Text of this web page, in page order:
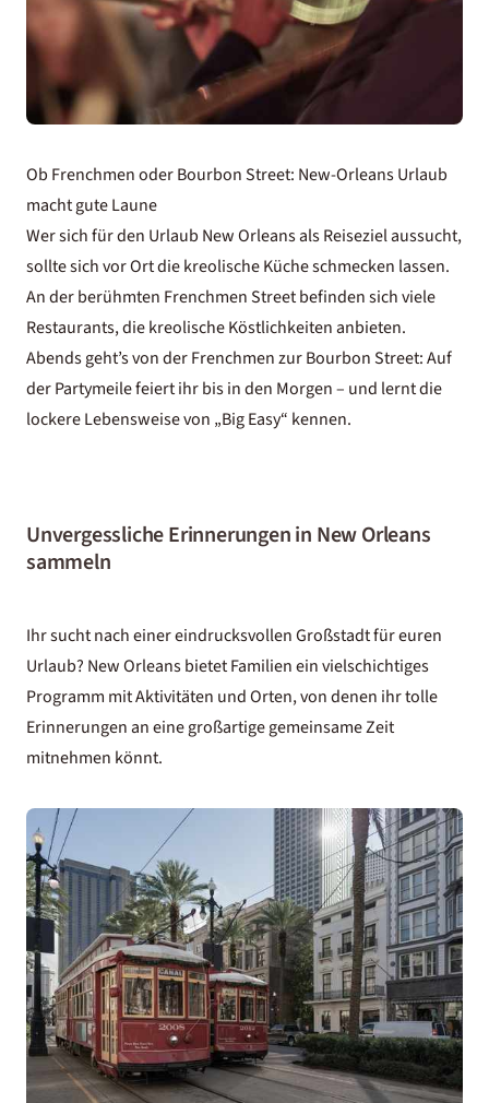
Ob Frenchmen oder Bourbon Street: New-Orleans Urlaub
macht gute Laune
Wer sich für den Urlaub New Orleans als Reiseziel aussucht,
sollte sich vor Ort die kreolische Küche schmecken lassen.
An der berühmten Frenchmen Street befinden sich viele
Restaurants, die kreolische Köstlichkeiten anbieten.
Abends geht’s von der Frenchmen zur Bourbon Street: Auf
der Partymeile feiert ihr bis in den Morgen – und lernt die
lockere Lebensweise von „Big Easy“ kennen.
Unvergessliche Erinnerungen in New Orleans
sammeln
Ihr sucht nach einer eindrucksvollen Großstadt für euren
Urlaub? New Orleans bietet Familien ein vielschichtiges
Programm mit Aktivitäten und Orten, von denen ihr tolle
Erinnerungen an eine großartige gemeinsame Zeit
mitnehmen könnt.